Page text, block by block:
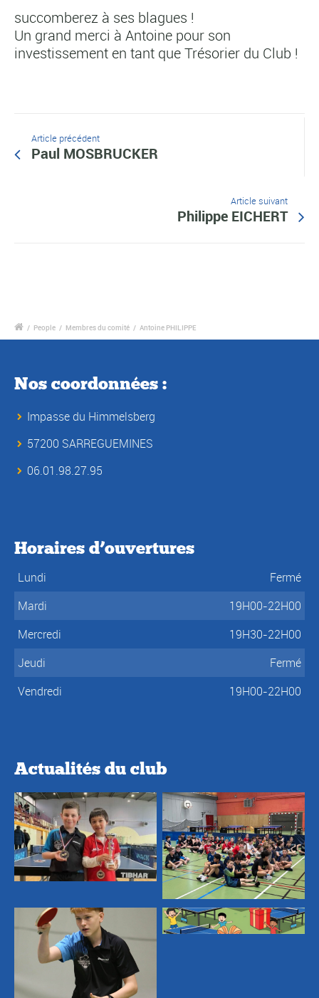
succomberez à ses blagues !
Un grand merci à Antoine pour son
investissement en tant que Trésorier du Club !
Article précédent
Paul MOSBRUCKER
Article suivant
Philippe EICHERT
/ People / Membres du comité / Antoine PHILIPPE
Nos coordonnées :
Impasse du Himmelsberg
57200 SARREGUEMINES
06.01.98.27.95
Horaires d’ouvertures
Lundi
Fermé
Mardi
19H00-22H00
Mercredi
19H30-22H00
Jeudi
Fermé
Vendredi
19H00-22H00
Actualités du club